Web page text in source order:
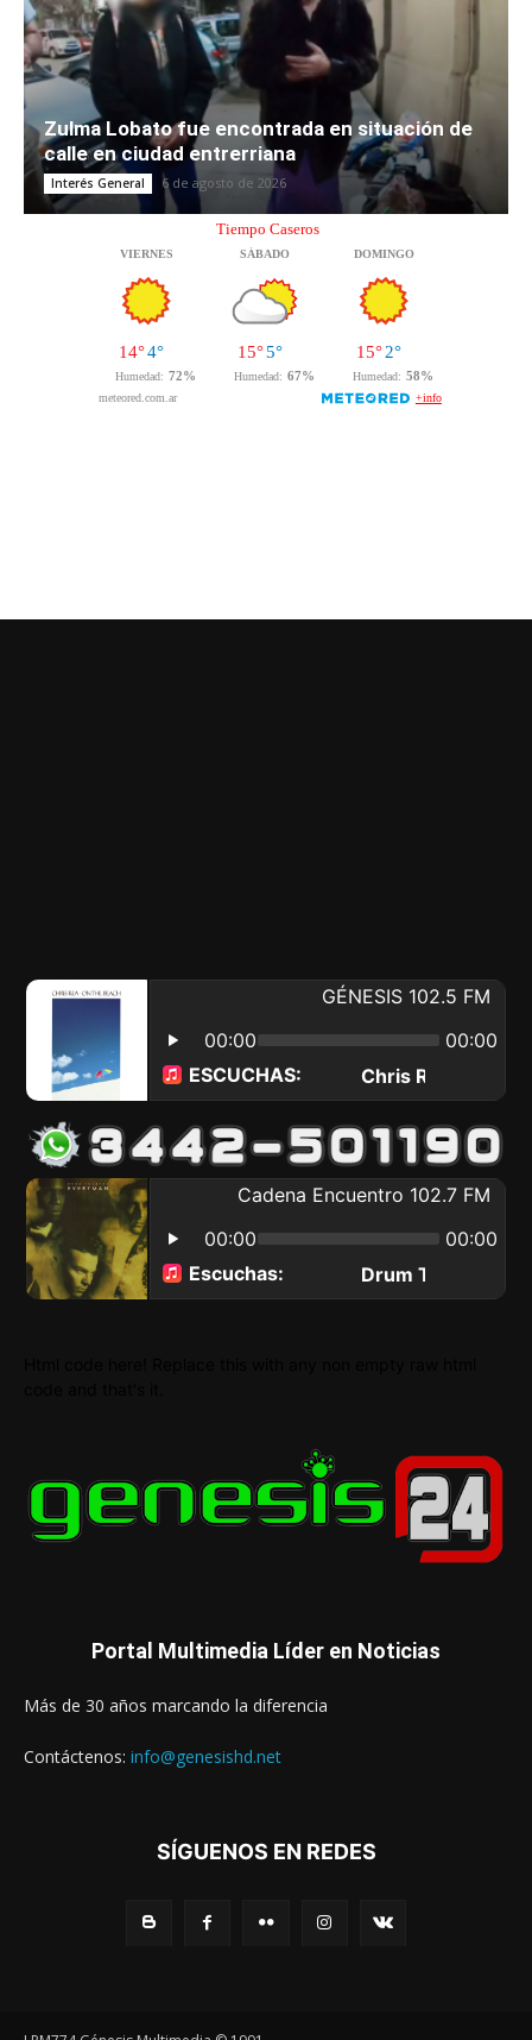
Zulma Lobato fue encontrada en situación de
calle en ciudad entrerriana
Interés General 6 de agosto de 2026
Portal Multimedia Líder en Noticias
Más de 30 años marcando la diferencia
Contáctenos: info@genesishd.net
SÍGUENOS EN REDES